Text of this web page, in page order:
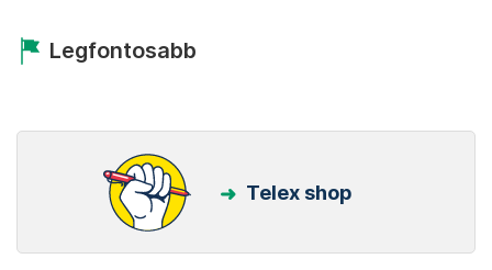
Legfontosabb
Telex shop